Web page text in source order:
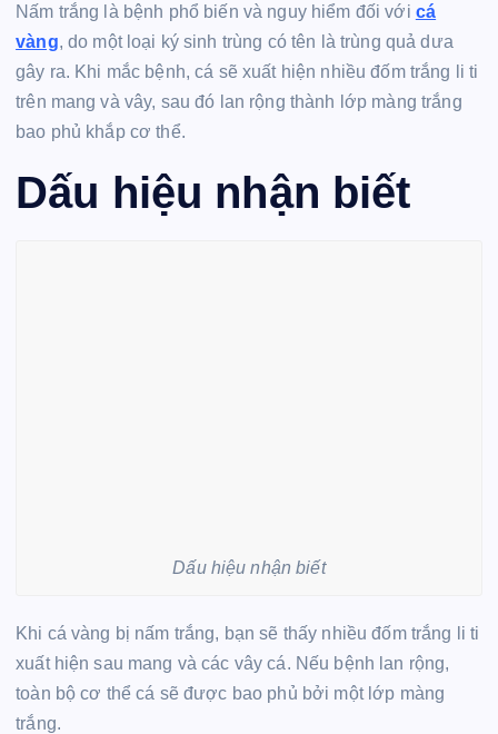
Nấm trắng là bệnh phổ biến và nguy hiểm đối với cá
vàng, do một loại ký sinh trùng có tên là trùng quả dưa
gây ra. Khi mắc bệnh, cá sẽ xuất hiện nhiều đốm trắng li ti
trên mang và vây, sau đó lan rộng thành lớp màng trắng
bao phủ khắp cơ thể.
Dấu hiệu nhận biết
Dấu hiệu nhận biết
Khi cá vàng bị nấm trắng, bạn sẽ thấy nhiều đốm trắng li ti
xuất hiện sau mang và các vây cá. Nếu bệnh lan rộng,
toàn bộ cơ thể cá sẽ được bao phủ bởi một lớp màng
trắng.